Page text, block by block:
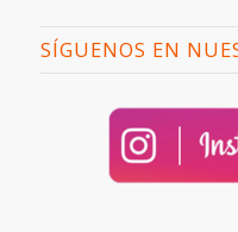
SÍGUENOS EN